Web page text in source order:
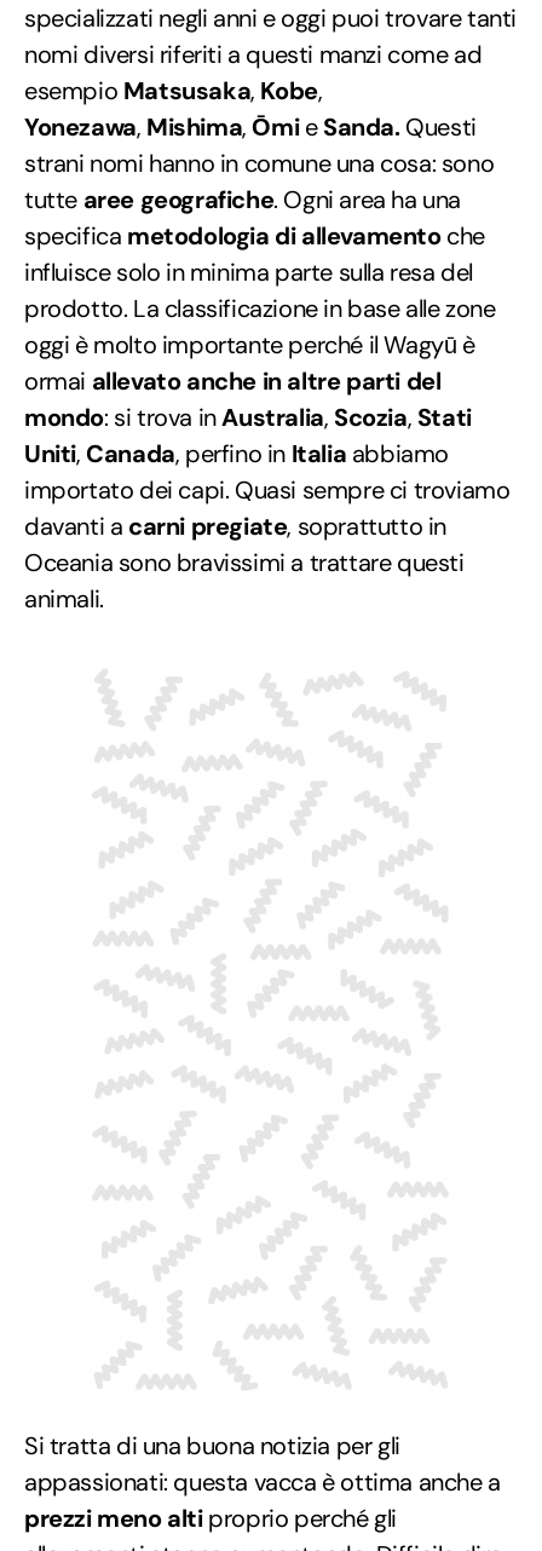
specializzati negli anni e oggi puoi trovare tanti
nomi diversi riferiti a questi manzi come ad
esempio Matsusaka, Kobe,
Yonezawa, Mishima,ŌmieSanda.Questi
strani nomi hanno in comune una cosa: sono
tutte aree geografiche. Ogni area ha una
specifica metodologia di allevamentoche
influisce solo in minima parte sulla resa del
prodotto. La classificazione in base alle zone
oggi è molto importante perché il Wagyū è
ormai allevato anche in altre parti del
mondo: si trova inAustralia, Scozia, Stati
Uniti, Canada, perfino in Italia abbiamo
importato dei capi. Quasi sempre ci troviamo
davanti a carni pregiate, soprattutto in
Oceania sono bravissimi a trattare questi
animali.
Si tratta di una buona notizia per gli
appassionati: questa vacca è ottima anche a
prezzi meno altiproprio perché gli